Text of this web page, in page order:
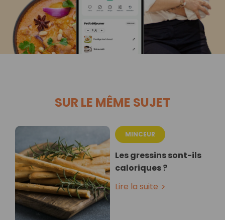
SUR LE MÊME SUJET
MINCEUR
Les gressins sont-ils
caloriques ?
Lire la suite